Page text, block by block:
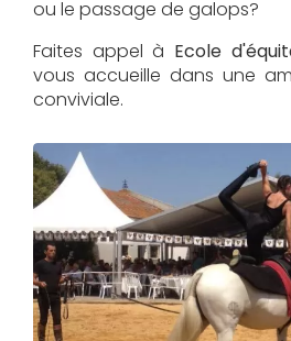
ou le passage de galops?
Faites appel à Ecole
vous accueille dans une
conviviale.